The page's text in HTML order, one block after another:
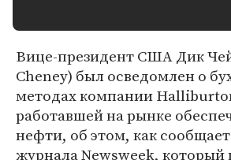
Вице-президент США Дик
Cheney) был осведомлен о
методах компании
работавшей на рынке
нефти, об этом, как
журнала Newsweek, который